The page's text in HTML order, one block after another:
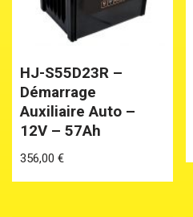
HJ-S55D23R –
Démarrage
Auxiliaire Auto –
12V – 57Ah
356,00 €